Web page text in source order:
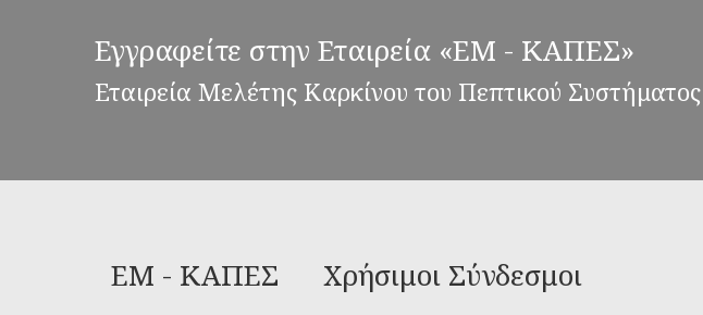
Εγγραφείτε στην Εταιρεία «ΕΜ - ΚΑΠΕΣ»
Εταιρεία Μελέτης Καρκίνου του Πεπτικού Συστήματος
ΕΜ - ΚΑΠΕΣ Χρήσιμοι Σύνδεσμοι